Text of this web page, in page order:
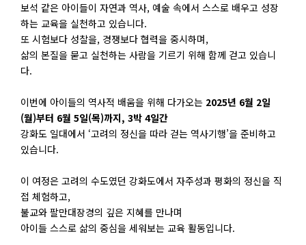
보석 같은 아이들이 자연과 역사, 예술 속에서 스스로 배우고 성장
하는 교육을 실천하고 있습니다.
또 시험보다 성찰을, 경쟁보다 협력을 중시하며,
삶의 본질을 묻고 실천하는 사람을 기르기 위해 함께 걷고 있습니
다.
이번에 아이들의 역사적 배움을 위해 다가오는 2025년 6월 2일
(월)부터 6월 5일(목)까지, 3박 4일간
강화도 일대에서 ‘고려의 정신을 따라 걷는 역사기행’을 준비하고
있습니다.
이 여정은 고려의 수도였던 강화도에서 자주성과 평화의 정신을 직
접 체험하고,
불교와 팔만대장경의 깊은 지혜를 만나며
아이들 스스로 삶의 중심을 세워보는 교육 활동입니다.